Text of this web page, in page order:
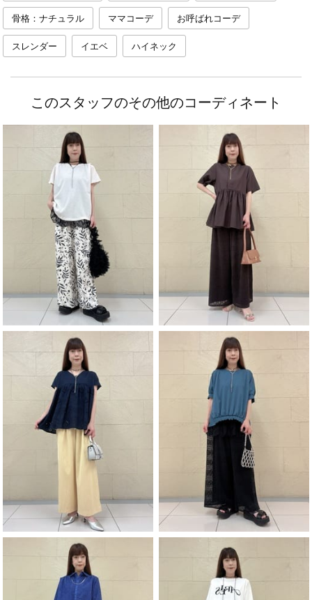
骨格：ナチュラル ママコーデ お呼ばれコーデ
スレンダー イエベ ハイネック
このスタッフのその他のコーディネート